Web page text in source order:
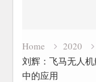
Home 2020
刘辉：飞马无人
中的应用